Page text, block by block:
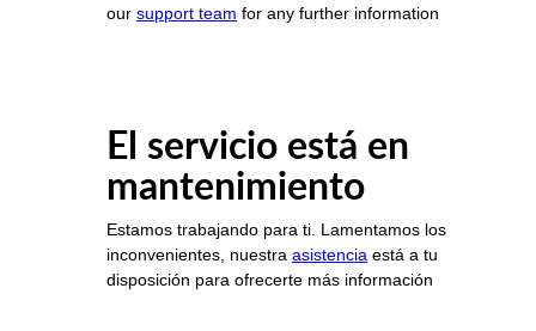
our support team for any further information
El servicio está en
mantenimiento
Estamos trabajando para ti. Lamentamos los
inconvenientes, nuestra asistencia está a tu
disposición para ofrecerte más información